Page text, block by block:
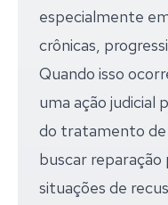
especialmente
crônicas,
Quando isso
uma ação judicial
do tratamento
buscar reparação
situações de